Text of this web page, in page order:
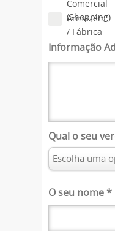
Comercial
(Shopping)
Armazém
/ Fábrica
Informação
Qual o seu
O seu nome *